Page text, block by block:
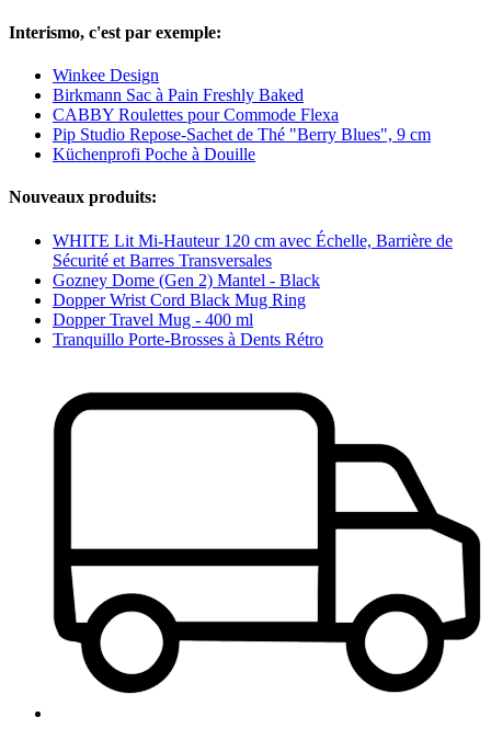
Interismo, c'est par exemple:
Winkee Design
Birkmann Sac à Pain Freshly Baked
CABBY Roulettes pour Commode Flexa
Pip Studio Repose-Sachet de Thé "Berry Blues", 9 cm
Küchenprofi Poche à Douille
Nouveaux produits:
WHITE Lit Mi-Hauteur 120 cm avec Échelle, Barrière de
Sécurité et Barres Transversales
Gozney Dome (Gen 2) Mantel - Black
Dopper Wrist Cord Black Mug Ring
Dopper Travel Mug - 400 ml
Tranquillo Porte-Brosses à Dents Rétro